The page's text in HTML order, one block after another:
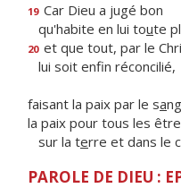
19 Car Dieu a jugé bon
qu'habite en lui toute
20 et que tout, par le
lui soit enfn réconcilié,
faisant la paix par le sa
la paix pour tous les
sur la terre et dans le
PAROLE DE DIEU :